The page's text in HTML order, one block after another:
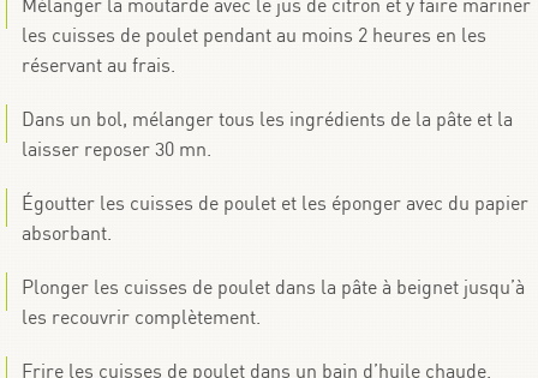
Mélanger la moutarde avec le jus de citron et y faire mariner
les cuisses de poulet pendant au moins 2 heures en les
réservant au frais.
Dans un bol, mélanger tous les ingrédients de la pâte et la
laisser reposer 30 mn.
Égoutter les cuisses de poulet et les éponger avec du papier
absorbant.
Plonger les cuisses de poulet dans la pâte à beignet jusqu’à
les recouvrir complètement.
Frire les cuisses de poulet dans un bain d’huile chaude.